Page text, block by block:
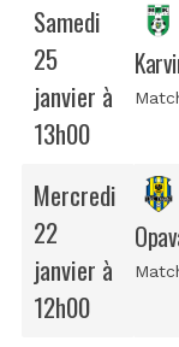
Samedi
25
janvier à
13h00
Mercredi
22
janvier à
12h00